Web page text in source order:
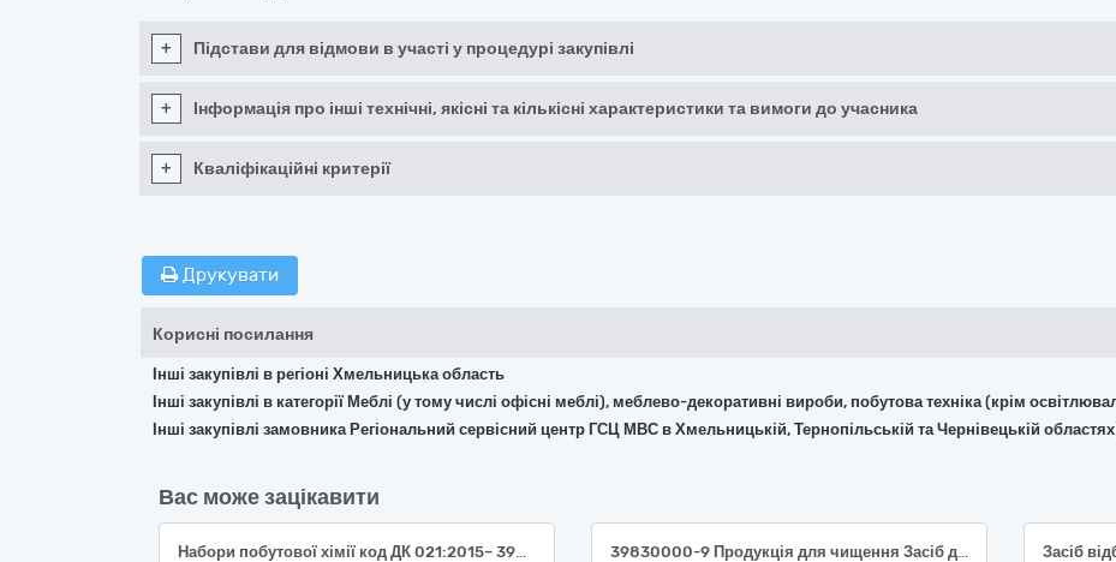
+ Підстави для відмови в участі у процедурі закупівлі
+ Інформація про інші технічні, якісні та кількісні характеристики та вимоги до учасника
+ Кваліфікаційні критерії
Друкувати
Корисні посилання
Інші закупівлі в регіоні Хмельницька область
Інші закупівлі в категорії Меблі (у тому числі офісні меблі), меблево-декоративні вироби, побутова техніка (крім
Інші закупівлі замовника Регіональний сервісний центр ГСЦ МВС в Хмельницькій, Тернопільській та Чернівецькій
Вас може зацікавити
Набори побутової хімії код ДК 021:2015– 39830000-9 Продукція для чищення (39831000-6 Засоби для прання і миття)
39830000-9 Продукція для чищення Засіб для чищення кавомашин (Південне ТУОМ)